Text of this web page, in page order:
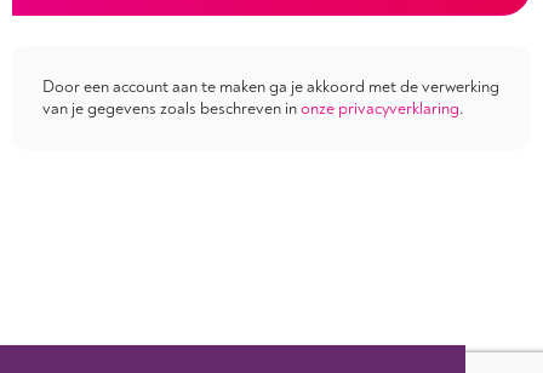
Door een account aan te maken ga je akkoord met de verwerking
van je gegevens zoals beschreven inonze privacyverklaring.